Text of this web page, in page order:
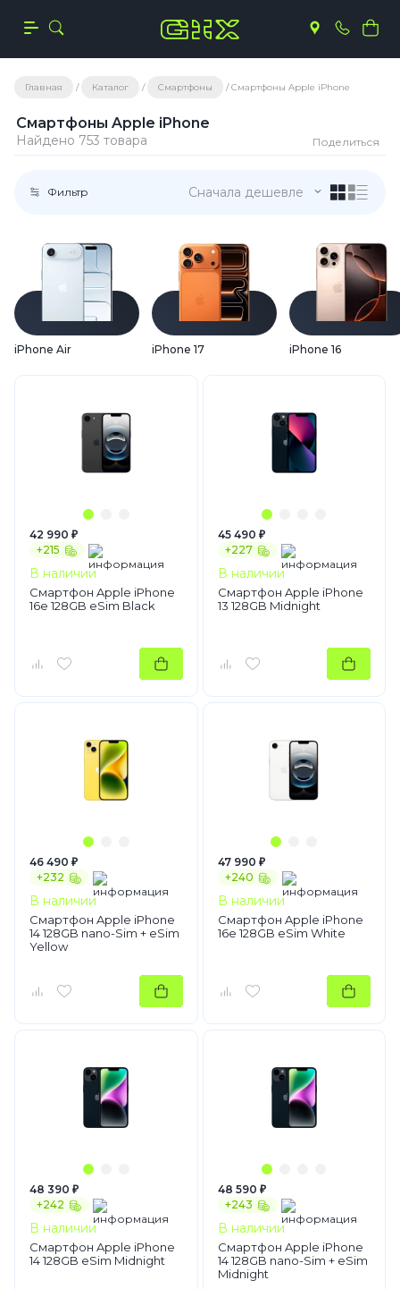
Главная Каталог Смартфоны Смартфоны Apple iPhone
Смартфоны Apple iPhone
Найдено 753 товара Поделиться
Фильтр Сначала дешевле
iPhone Air iPhone 17 iPhone 16
42 990 ₽
+215
В наличии
Смартфон Apple iPhone
16e 128GB eSim Black
45 490 ₽
+227
В наличии
Смартфон Apple iPhone
13 128GB Midnight
46 490 ₽
+232
В наличии
Смартфон Apple iPhone
14 128GB nano-Sim + eSim
Yellow
47 990 ₽
+240
В наличии
Смартфон Apple iPhone
16e 128GB eSim White
48 390 ₽
+242
В наличии
Смартфон Apple iPhone
14 128GB eSim Midnight
48 590 ₽
+243
В наличии
Смартфон Apple iPhone
14 128GB nano-Sim + eSim
Midnight